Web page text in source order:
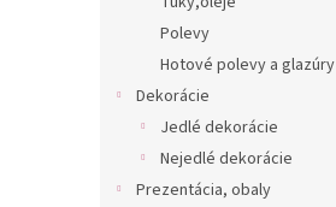
Polevy
Hotové polevy a glazúry
Dekorácie
Jedlé dekorácie
Nejedlé dekorácie
Prezentácia, obaly